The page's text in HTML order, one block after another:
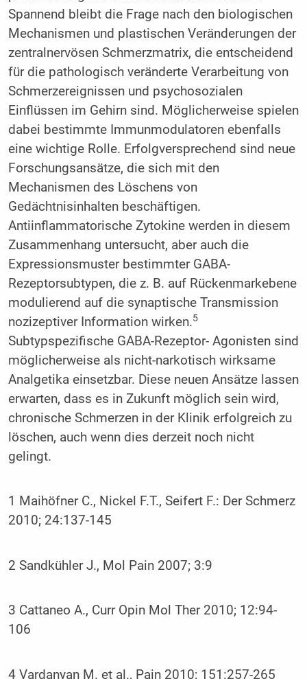
Spannend bleibt die Frage nach den biologischen
Mechanismen und plastischen Veränderungen der
zentralnervösen Schmerzmatrix, die entscheidend
für die pathologisch veränderte Verarbeitung von
Schmerzereignissen und psychosozialen
Einflüssen im Gehirn sind. Möglicherweise spielen
dabei bestimmte Immunmodulatoren ebenfalls
eine wichtige Rolle. Erfolgversprechend sind neue
Forschungsansätze, die sich mit den
Mechanismen des Löschens von
Gedächtnisinhalten beschäftigen.
Antiinflammatorische Zytokine werden in diesem
Zusammenhang untersucht, aber auch die
Expressionsmuster bestimmter GABA-
Rezeptorsubtypen, die z. B. auf Rückenmarkebene
modulierend auf die synaptische Transmission
nozizeptiver Information wirken.5
Subtypspezifische GABA-Rezeptor- Agonisten sind
möglicherweise als nicht-narkotisch wirksame
Analgetika einsetzbar. Diese neuen Ansätze lassen
erwarten, dass es in Zukunft möglich sein wird,
chronische Schmerzen in der Klinik erfolgreich zu
löschen, auch wenn dies derzeit noch nicht
gelingt.
1 Maihöfner C., Nickel F.T., Seifert F.: Der Schmerz
2010; 24:137-145
2 Sandkühler J., Mol Pain 2007; 3:9
3 Cattaneo A., Curr Opin Mol Ther 2010; 12:94-
106
4 Vardanyan M. et al., Pain 2010; 151:257-265